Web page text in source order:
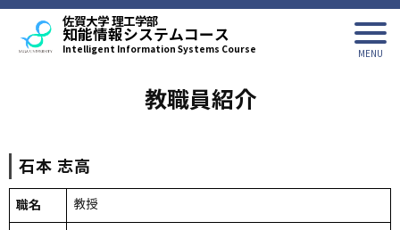
佐賀大学 理工学部
知能情報システムコース
Intelligent Information Systems Course
教職員紹介
石本 志高
職名 教授